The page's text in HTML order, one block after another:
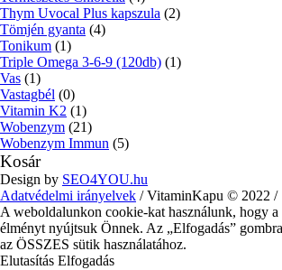
Thym Uvocal Plus kapszula (2)
Tömjén gyanta (4)
Tonikum (1)
Triple Omega 3-6-9 (120db) (1)
Vas (1)
Vastagbél (0)
Vitamin K2 (1)
Wobenzym (21)
Wobenzym Immun (5)
Kosár
Design by SEO4YOU.hu
Adatvédelmi irányelvek / VitaminKapu © 2022 /
A weboldalunkon cookie-kat használunk, hogy a
élményt nyújtsuk Önnek. Az „Elfogadás”
az ÖSSZES sütik használatához.
Elutasítás Elfogadás